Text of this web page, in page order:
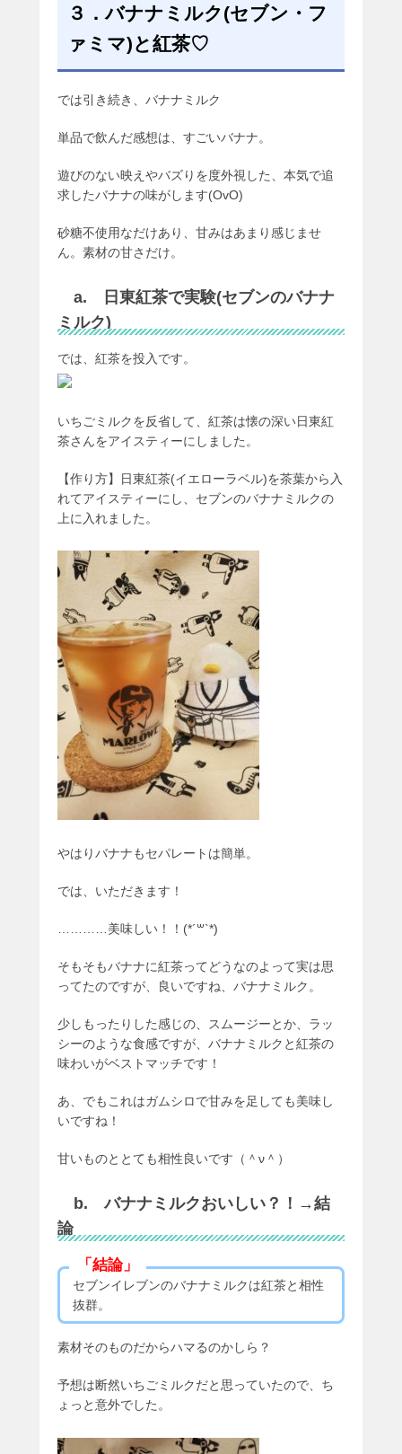
３．バナナミルク(セブン・フ
ァミマ)と紅茶♡
では引き続き、バナナミルク
単品で飲んだ感想は、すごいバナナ。
遊びのない映えやバズりを度外視した、本気で追
求したバナナの味がします(OvO)
砂糖不使用なだけあり、甘みはあまり感じませ
ん。素材の甘さだけ。
a. 日東紅茶で実験(セブンのバナナ
ミルク)
では、紅茶を投入です。
いちごミルクを反省して、紅茶は懐の深い日東紅
茶さんをアイスティーにしました。
【作り方】日東紅茶(イエローラベル)を茶葉から入
れてアイスティーにし、セブンのバナナミルクの
上に入れました。
やはりバナナもセパレートは簡単。
では、いただきます！
…………美味しい！！(*´꒳`*)
そもそもバナナに紅茶ってどうなのよって実は思
ってたのですが、良いですね、バナナミルク。
少しもったりした感じの、スムージーとか、ラッ
シーのような食感ですが、バナナミルクと紅茶の
味わいがベストマッチです！
あ、でもこれはガムシロで甘みを足しても美味し
いですね！
甘いものととても相性良いです（＾ν＾）
b. バナナミルクおいしい？！→結
論
「結論」
セブンイレブンのバナナミルクは紅茶と相性
抜群。
素材そのものだからハマるのかしら？
予想は断然いちごミルクだと思っていたので、ち
ょっと意外でした。